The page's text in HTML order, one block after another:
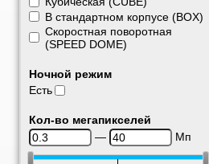
В стандартном корпусе (BOX)
Скоростная поворотная
(SPEED DOME)
Ночной режим
Есть
Кол-во мегапикселей
—
Мп